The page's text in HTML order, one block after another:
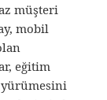
müşteri
mobil
eğitim
yürümesini